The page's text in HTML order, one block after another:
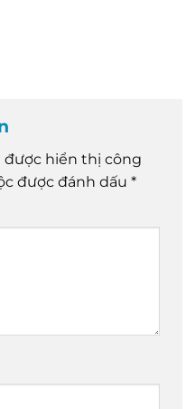
được hiển thị công
được đánh dấu *